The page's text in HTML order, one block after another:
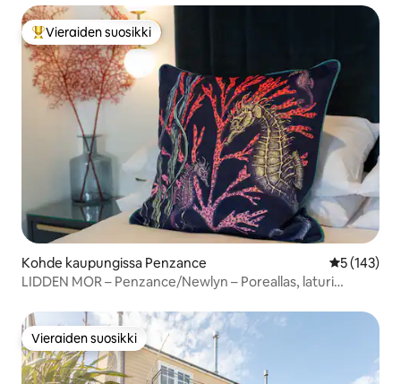
Vieraiden suosikkien parhaimmistoa
Vieraiden suosikki
Kohde kaupungissa Penzance
5 (143)
LIDDEN MOR – Penzance/Newlyn – Poreallas, laturi
Vieraiden suosikki
Vieraiden suosikki